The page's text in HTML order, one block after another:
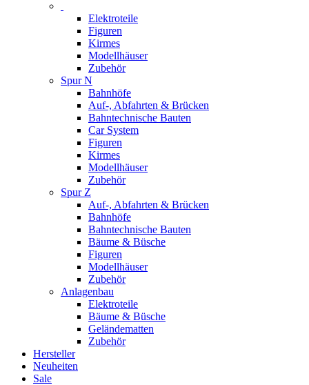
Elektroteile
Figuren
Kirmes
Modellhäuser
Zubehör
Spur N
Bahnhöfe
Auf-, Abfahrten & Brücken
Bahntechnische Bauten
Car System
Figuren
Kirmes
Modellhäuser
Zubehör
Spur Z
Auf-, Abfahrten & Brücken
Bahnhöfe
Bahntechnische Bauten
Bäume & Büsche
Figuren
Modellhäuser
Zubehör
Anlagenbau
Elektroteile
Bäume & Büsche
Geländematten
Zubehör
Hersteller
Neuheiten
Sale